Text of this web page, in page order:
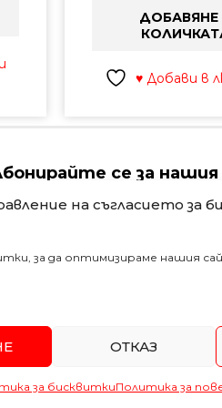
на съгласието за
за да оптимизираме нашия
ОТКАЗ
за бисквиткиПолитика за
ДОБАВЯНЕ
♥ Добави в
се за
Email
АБОНИРАЙ СЕ